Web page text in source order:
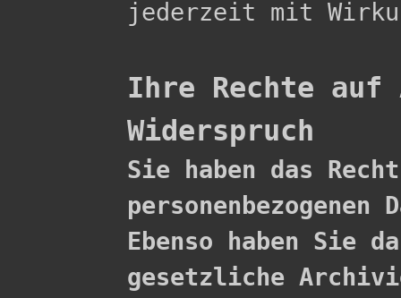
jederzeit mit
Ihre Rechte auf
Widerspruch
Sie haben das
Ebenso haben Sie
gesetzliche